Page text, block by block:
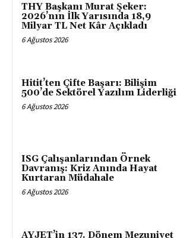
THY Başkanı Murat Şeker:
2026’nın İlk Yarısında 18,9
Milyar TL Net Kâr Açıkladı
6 Ağustos 2026
Hitit’ten Çifte Başarı: Bilişim
500’de Sektörel Yazılım Liderliği
6 Ağustos 2026
ISG Çalışanlarından Örnek
Davranış: Kriz Anında Hayat
Kurtaran Müdahale
6 Ağustos 2026
AYJET’in 137. Dönem Mezuniyet